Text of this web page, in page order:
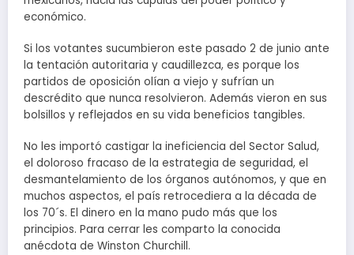
económico.
Si los votantes sucumbieron este pasado 2 de junio ante
la tentación autoritaria y caudillezca, es porque los
partidos de oposición olían a viejo y sufrían un
descrédito que nunca resolvieron. Además vieron en sus
bolsillos y reflejados en su vida beneficios tangibles.
No les importó castigar la ineficiencia del Sector Salud,
el doloroso fracaso de la estrategia de seguridad, el
desmantelamiento de los órganos autónomos, y que en
muchos aspectos, el país retrocediera a la década de
los 70´s. El dinero en la mano pudo más que los
principios. Para cerrar les comparto la conocida
anécdota de Winston Churchill.